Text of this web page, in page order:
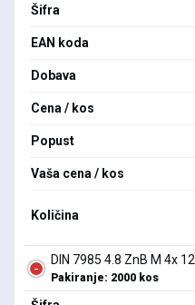
Šifra
EAN koda
Dobava
Cena / kos
Popust
Vaša cena / kos
Količina
DIN 7985 4.8 ZnB M 4x 12
Pakiranje: 2000 kos